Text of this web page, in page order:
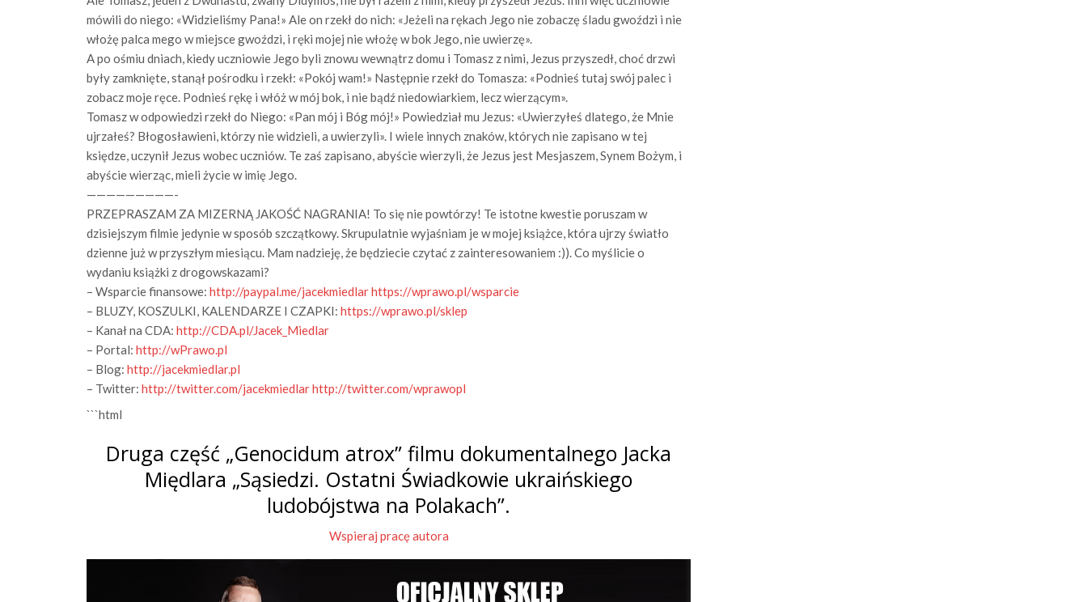
mówili do niego: «Widzieliśmy Pana!» Ale on rzekł do nich: «Jeżeli na rękach Jego nie zobaczę śladu gwoździ i nie
włożę palca mego w miejsce gwoździ, i ręki mojej nie włożę w bok Jego, nie uwierzę».
A po ośmiu dniach, kiedy uczniowie Jego byli znowu wewnątrz domu i Tomasz z nimi, Jezus przyszedł, choć drzwi
były zamknięte, stanął pośrodku i rzekł: «Pokój wam!» Następnie rzekł do Tomasza: «Podnieś tutaj swój palec i
zobacz moje ręce. Podnieś rękę i włóż w mój bok, i nie bądź niedowiarkiem, lecz wierzącym».
Tomasz w odpowiedzi rzekł do Niego: «Pan mój i Bóg mój!» Powiedział mu Jezus: «Uwierzyłeś dlatego, że Mnie
ujrzałeś? Błogosławieni, którzy nie widzieli, a uwierzyli». I wiele innych znaków, których nie zapisano w tej
księdze, uczynił Jezus wobec uczniów. Te zaś zapisano, abyście wierzyli, że Jezus jest Mesjaszem, Synem Bożym, i
abyście wierząc, mieli życie w imię Jego.
—————————-
PRZEPRASZAM ZA MIZERNĄ JAKOŚĆ NAGRANIA! To się nie powtórzy! Te istotne kwestie poruszam w
dzisiejszym filmie jedynie w sposób szczątkowy. Skrupulatnie wyjaśniam je w mojej książce, która ujrzy światło
dzienne już w przyszłym miesiącu. Mam nadzieję, że będziecie czytać z zainteresowaniem :)). Co myślicie o
wydaniu książki z drogowskazami?
– Wsparcie finansowe: http://paypal.me/jacekmiedlarhttps://wprawo.pl/wsparcie
– BLUZY, KOSZULKI, KALENDARZE I CZAPKI: https://wprawo.pl/sklep
– Kanał na CDA: http://CDA.pl/Jacek_Miedlar
– Portal: http://wPrawo.pl
– Blog: http://jacekmiedlar.pl
– Twitter: http://twitter.com/jacekmiedlarhttp://twitter.com/wprawopl
```html
Druga część „Genocidum atrox” filmu dokumentalnego Jacka
Międlara „Sąsiedzi. Ostatni Świadkowie ukraińskiego
ludobójstwa na Polakach”.
Wspieraj pracę autora